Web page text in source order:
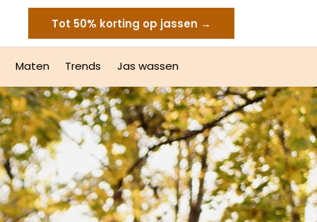
Tot 50% korting op jassen →
Maten Trends Jas wassen